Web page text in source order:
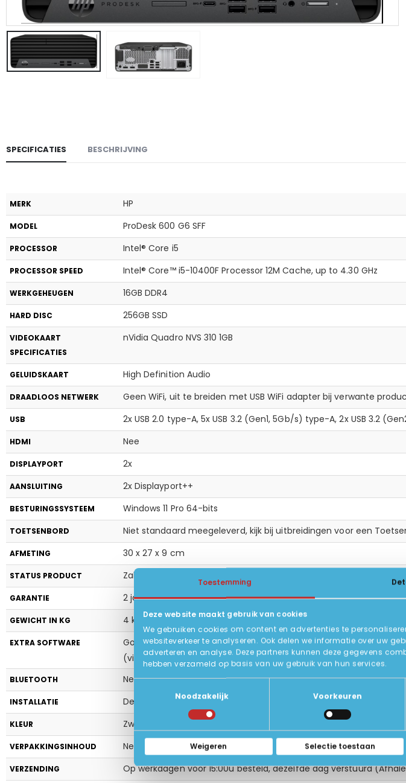
Toestemming
Deze website maakt gebruik van cookies
We gebruiken cookies om content en advertenties te
websiteverkeer te analyseren. Ook delen we informatie over uw
adverteren en analyse. Deze partners kunnen deze gegevens
hebben verzameld op basis van uw gebruik van hun services.
Noodzakelijk
Voorkeuren
Weigeren Selectie toestaan
SPECIFICATIES BESCHRIJVING
MERK HP
MODEL ProDesk 600 G6 SFF
PROCESSOR Intel® Core i5
PROCESSOR SPEED Intel® Core™ i5-10400F Processor 12M Cache, up to 4.30 GHz
WERKGEHEUGEN 16GB DDR4
HARD DISC 256GB SSD
VIDEOKAART
SPECIFICATIES
nVidia Quadro NVS 310 1GB
GELUIDSKAART High Definition Audio
DRAADLOOS NETWERK Geen WiFi, uit te breiden met USB WiFi adapter bij verwante
USB 2x USB 2.0 type-A, 5x USB 3.2 (Gen1, 5Gb/s) type-A, 2x USB 3.2
HDMI Nee
DISPLAYPORT 2x
AANSLUITING 2x Displayport++
BESTURINGSSYSTEEM Windows 11 Pro 64-bits
TOETSENBORD Niet standaard meegeleverd, kijk bij uitbreidingen voor een
AFMETING 30 x 27 x 9 cm
STATUS PRODUCT Zakelijk gebruikt, in zeer goede staat.
GARANTIE 2 jaar garantie (carry-in).
GEWICHT IN KG 4 kg
EXTRA SOFTWARE
Google Chrome, Libre Office (Opent, maakt en wijzigt bestanden
(virusscanner)
BLUETOOTH Nee
INSTALLATIE Deze Windows pc is direct klaar voor gebruik, opstarten en
KLEUR Zwart
VERPAKKINGSINHOUD Netsnoer
VERZENDING Op werkdagen voor 15:00u besteld, dezelfde dag verstuurd